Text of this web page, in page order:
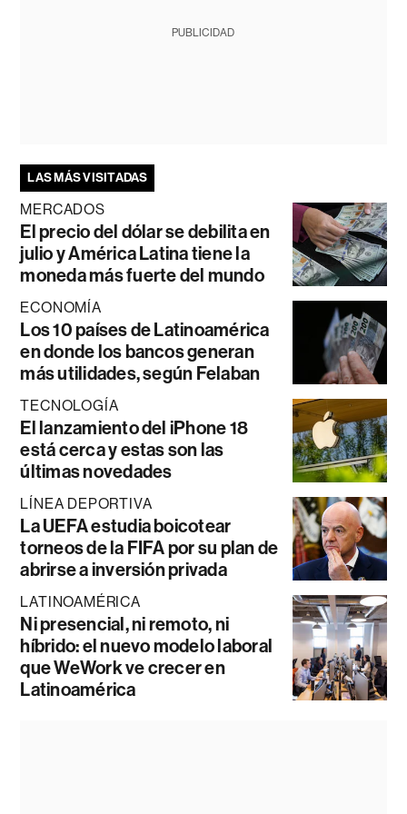
PUBLICIDAD
LAS MÁS VISITADAS
MERCADOS
El precio del dólar se debilita en
julio y América Latina tiene la
moneda más fuerte del mundo
ECONOMÍA
Los 10 países de Latinoamérica
en donde los bancos generan
más utilidades, según Felaban
TECNOLOGÍA
El lanzamiento del iPhone 18
está cerca y estas son las
últimas novedades
LÍNEA DEPORTIVA
La UEFA estudia boicotear
torneos de la FIFA por su plan de
abrirse a inversión privada
LATINOAMÉRICA
Ni presencial, ni remoto, ni
híbrido: el nuevo modelo laboral
que WeWork ve crecer en
Latinoamérica